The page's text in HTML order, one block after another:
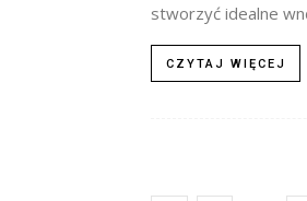
stworzyć idealne
CZYTAJ WIĘCEJ